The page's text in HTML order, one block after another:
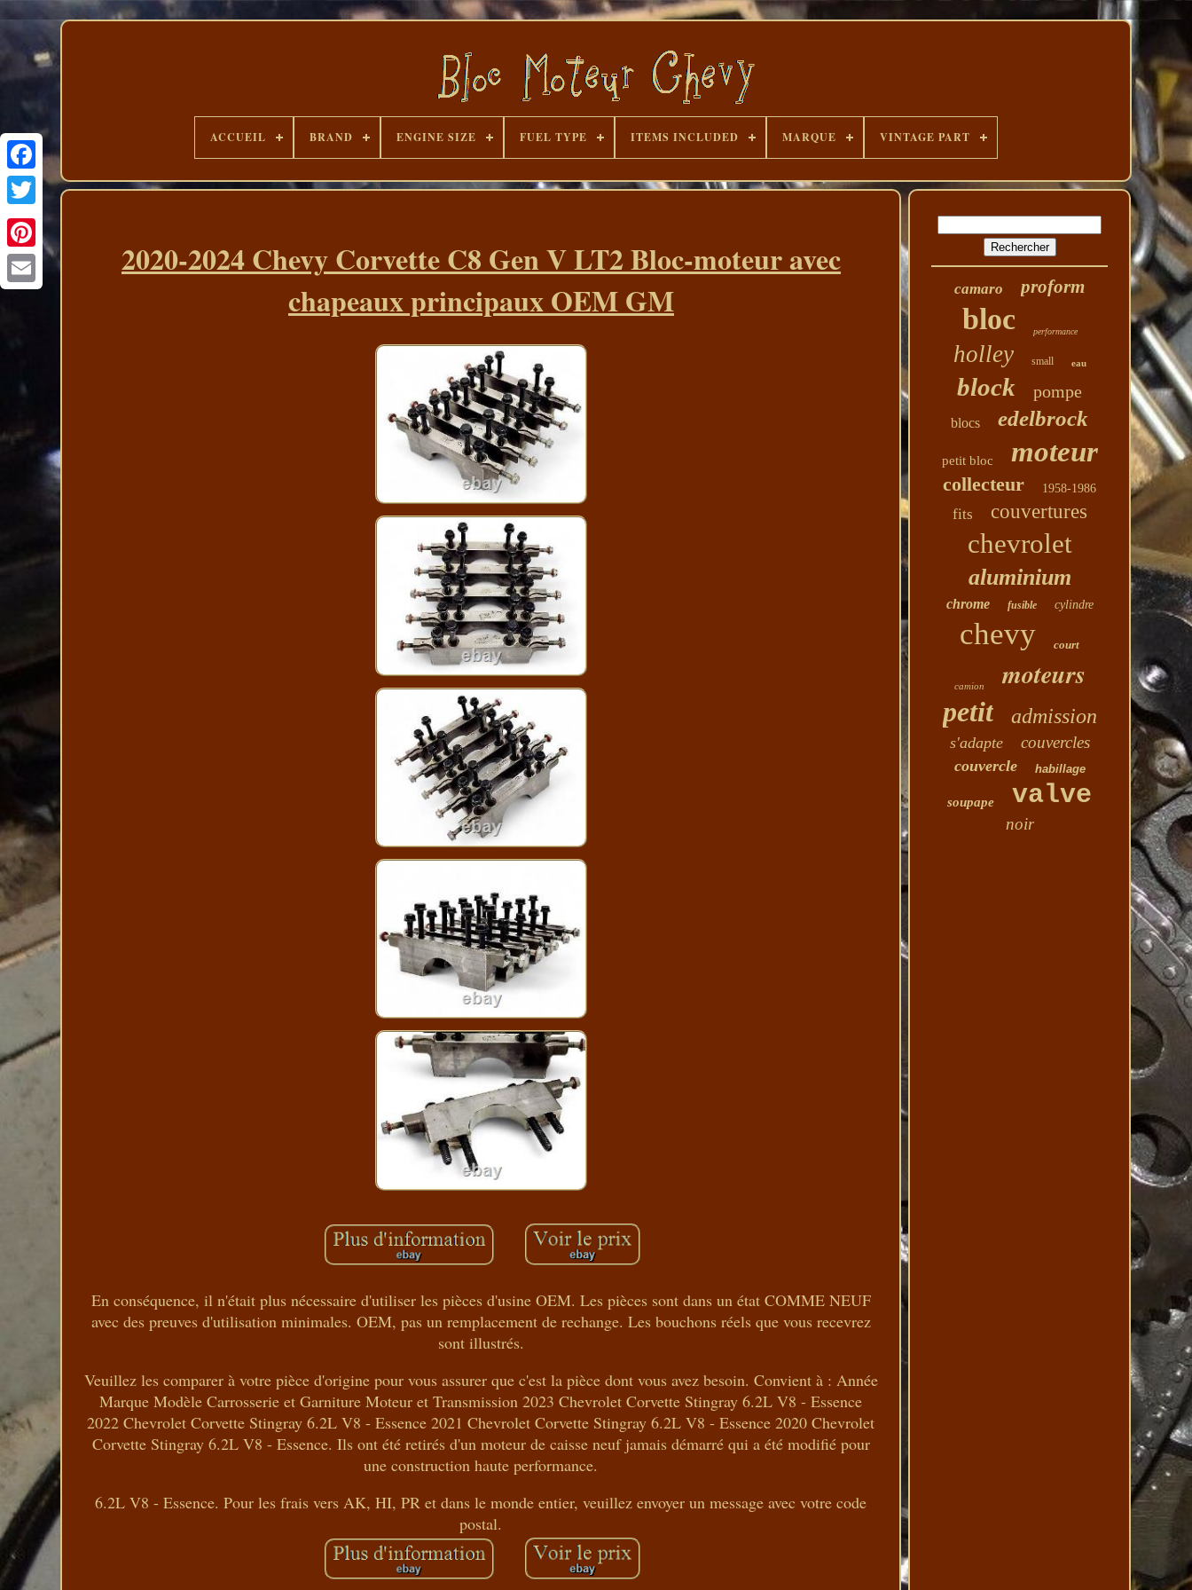
ACCUEIL BRAND ENGINE SIZE FUEL TYPE ITEMS INCLUDED MARQUE VINTAGE PART
2020-2024 Chevy Corvette C8 Gen V LT2 Bloc-moteur avec
chapeaux principaux OEM GM
En conséquence, il n'était plus nécessaire d'utiliser les pièces d'usine OEM. Les pièces sont dans un état COMME NEUF
avec des preuves d'utilisation minimales. OEM, pas un remplacement de rechange. Les bouchons réels que vous recevrez
sont illustrés.
Veuillez les comparer à votre pièce d'origine pour vous assurer que c'est la pièce dont vous avez besoin. Convient à : Année
Marque Modèle Carrosserie et Garniture Moteur et Transmission 2023 Chevrolet Corvette Stingray 6.2L V8 - Essence
2022 Chevrolet Corvette Stingray 6.2L V8 - Essence 2021 Chevrolet Corvette Stingray 6.2L V8 - Essence 2020 Chevrolet
Corvette Stingray 6.2L V8 - Essence. Ils ont été retirés d'un moteur de caisse neuf jamais démarré qui a été modifié pour
une construction haute performance.
6.2L V8 - Essence. Pour les frais vers AK, HI, PR et dans le monde entier, veuillez envoyer un message avec votre code
postal.
camaro proform
bloc performance
holley small eau
block pompe
blocs edelbrock
petit bloc moteur
collecteur 1958-1986
fits couvertures
chevrolet
aluminium
chrome fusible cylindre
chevy court
camion moteurs
petit admission
s'adapte couvercles
couvercle habillage
soupape valve
noir